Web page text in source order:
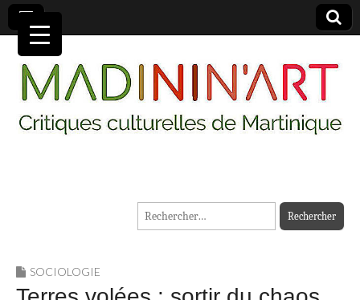
MADININ'ART
Rechercher :
SOCIOLOGIE